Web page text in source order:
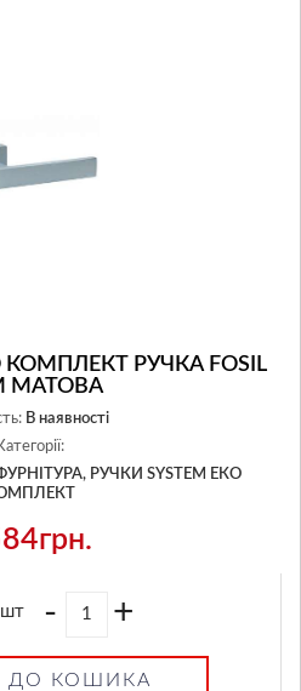
КОМПЛЕКТ РУЧКА FOSIL
МАТОВА
В наявності
РУЧКИ SYSTEM ЕКО
шт - +
ДО КОШИКА